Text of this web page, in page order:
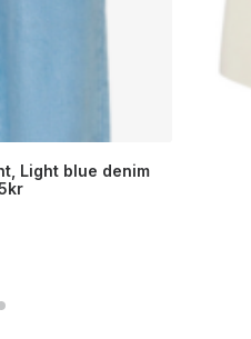
Light blue denim
kr